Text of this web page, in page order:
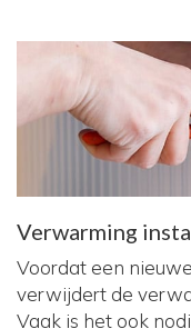
Verwarming
Voordat een
verwijdert de
Vaak is het ook